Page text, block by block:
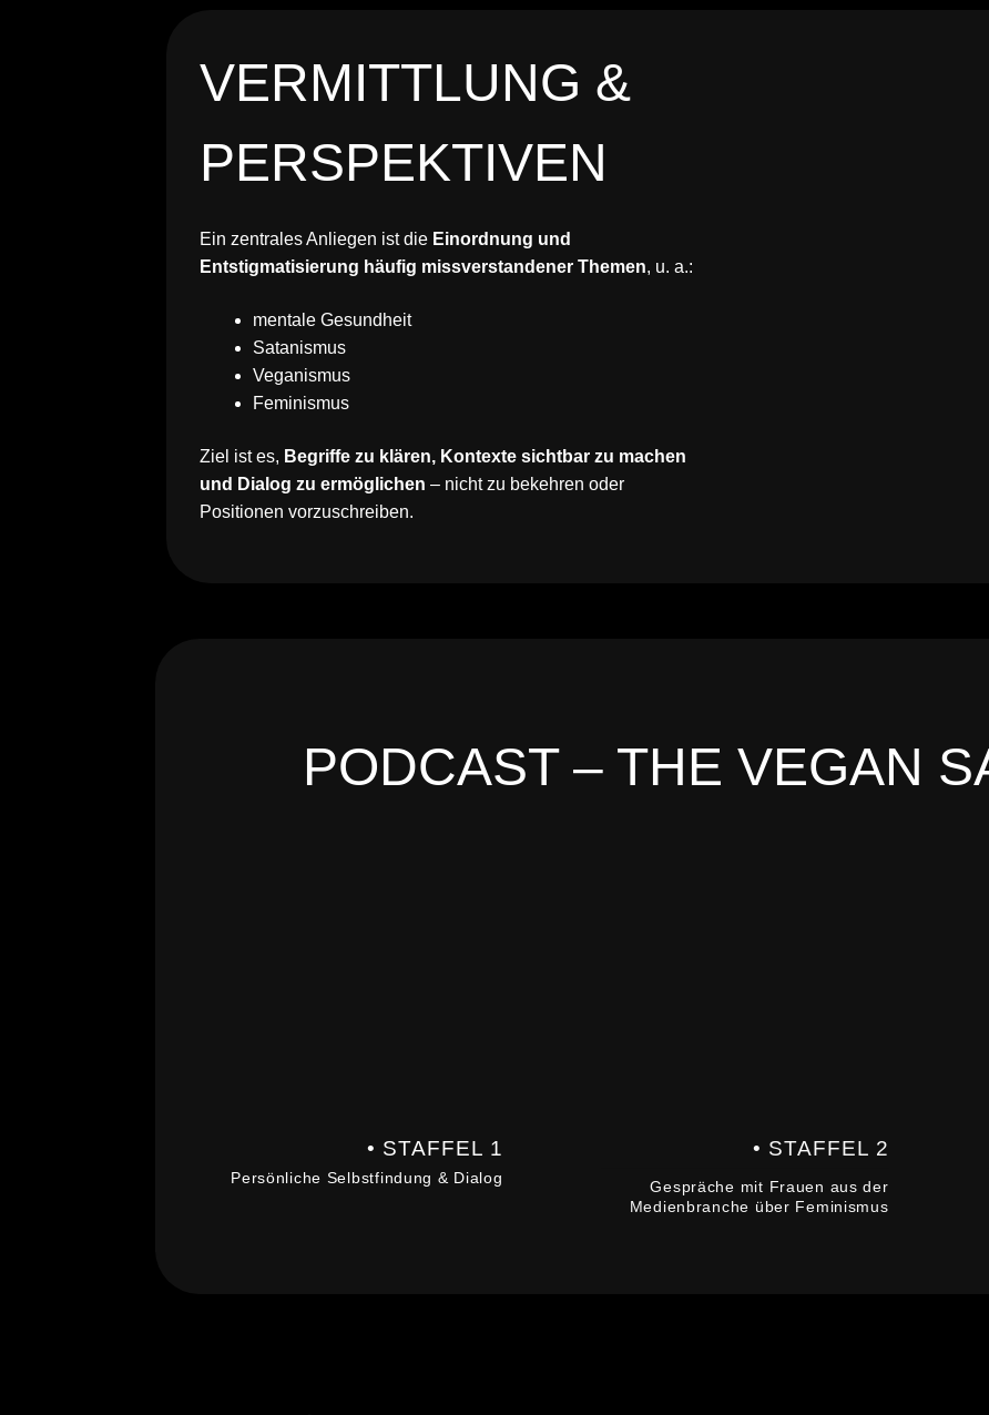
VERMITTLUNG &
PERSPEKTIVEN
Ein zentrales Anliegen ist die Einordnung und
Entstigmatisierung häufig missverstandener Themen, u. a.:
mentale Gesundheit
Satanismus
Veganismus
Feminismus
Ziel ist es, Begriffe zu klären, Kontexte sichtbar zu machen
und Dialog zu ermöglichen – nicht zu bekehren oder
Positionen vorzuschreiben.
PODCAST – THE VEGAN
• STAFFEL 1
Persönliche Selbstfindung & Dialog
• STAFFEL 2
Gespräche mit Frauen aus der
Medienbranche über Feminismus